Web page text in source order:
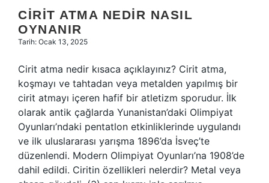
CIRIT ATMA NEDIR NASIL
OYNANIR
Tarih: Ocak 13, 2025
Cirit atma nedir kısaca açıklayınız? Cirit atma,
koşmayı ve tahtadan veya metalden yapılmış bir
cirit atmayı içeren hafif bir atletizm sporudur. İlk
olarak antik çağlarda Yunanistan’daki Olimpiyat
Oyunları’ndaki pentatlon etkinliklerinde uygulandı
ve ilk uluslararası yarışma 1896’da İsveç’te
düzenlendi. Modern Olimpiyat Oyunları’na 1908’de
dahil edildi. Ciritin özellikleri nelerdir? Metal veya